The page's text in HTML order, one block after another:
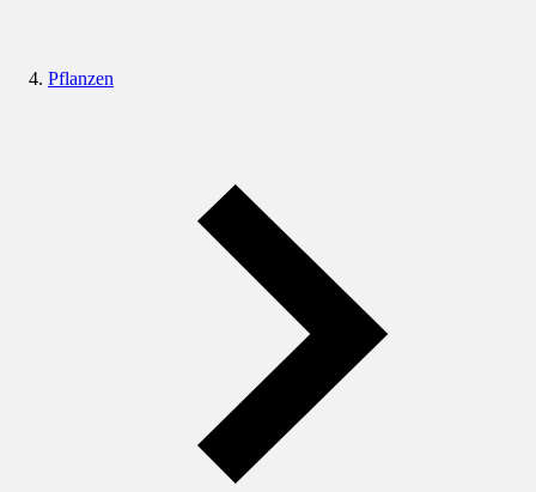
Pflanzen